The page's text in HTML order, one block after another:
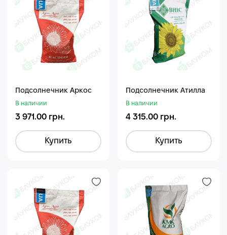
Подсолнечник Аркос
В наличии
3 971.00 грн.
Купить
Подсолнечник Атилла
В наличии
4 315.00 грн.
Купить